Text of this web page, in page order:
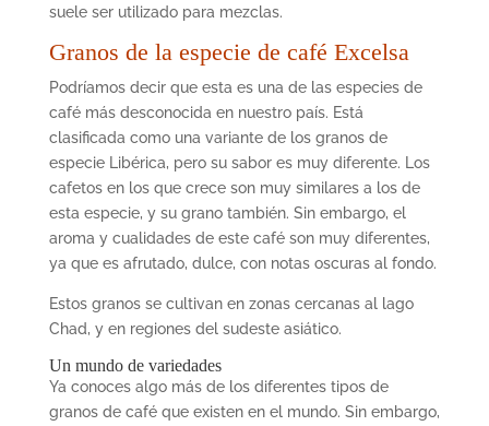
suele ser utilizado para mezclas.
Granos de la especie de café Excelsa
Podríamos decir que esta es una de las especies de
café más desconocida en nuestro país. Está
clasificada como una variante de los granos de
especie Libérica, pero su sabor es muy diferente. Los
cafetos en los que crece son muy similares a los de
esta especie, y su grano también. Sin embargo, el
aroma y cualidades de este café son muy diferentes,
ya que es afrutado, dulce, con notas oscuras al fondo.
Estos granos se cultivan en zonas cercanas al lago
Chad, y en regiones del sudeste asiático.
Un mundo de variedades
Ya conoces algo más de los diferentes tipos de
granos de caféque existen en el mundo. Sin embargo,